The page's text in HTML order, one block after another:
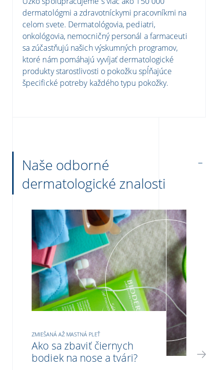
dermatológmi a zdravotníckymi pracovníkmi na
celom svete. Dermatológovia, pediatri,
onkológovia, nemocničný personál a farmaceuti
sa zúčastňujú našich výskumných programov,
ktoré nám pomáhajú vyvíjať dermatologické
produkty starostlivosti o pokožku spĺňajúce
špecifické potreby každého typu pokožky.
Naše odborné
dermatologické znalosti
ZMIEŠANÁ AŽ MASTNÁ PLEŤ
Ako sa zbaviť čiernych
bodiek na nose a tvári?